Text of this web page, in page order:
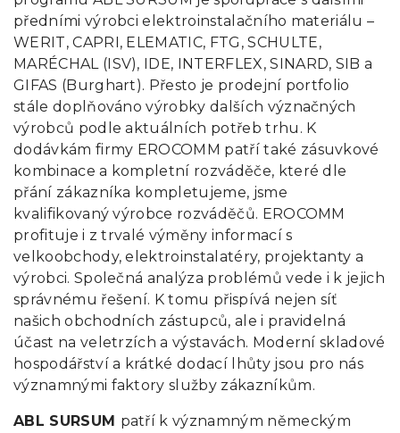
předními výrobci elektroinstalačního materiálu –
WERIT, CAPRI, ELEMATIC, FTG, SCHULTE,
MARÉCHAL (ISV), IDE, INTERFLEX, SINARD, SIB a
GIFAS (Burghart). Přesto je prodejní portfolio
stále doplňováno výrobky dalších význačných
výrobců podle aktuálních potřeb trhu. K
dodávkám firmy EROCOMM patří také zásuvkové
kombinace a kompletní rozváděče, které dle
přání zákazníka kompletujeme, jsme
kvalifikovaný výrobce rozváděčů. EROCOMM
profituje i z trvalé výměny informací s
velkoobchody, elektroinstalatéry, projektanty a
výrobci. Společná analýza problémů vede i k jejich
správnému řešení. K tomu přispívá nejen síť
našich obchodních zástupců, ale i pravidelná
účast na veletrzích a výstavách. Moderní skladové
hospodářství a krátké dodací lhůty jsou pro nás
významnými faktory služby zákazníkům.
ABL SURSUM patří k významným německým